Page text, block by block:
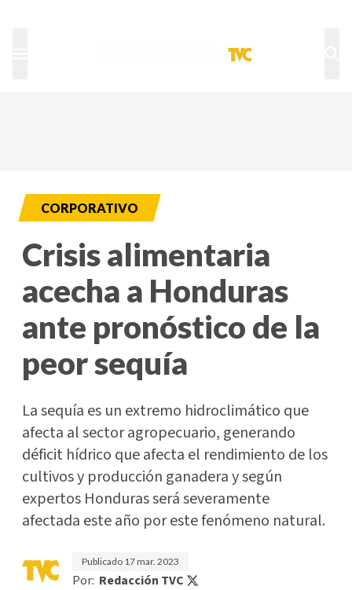
CORPORATIVO
Crisis alimentaria
acecha a Honduras
ante pronóstico de la
peor sequía
La sequía es un extremo hidroclimático que
afecta al sector agropecuario, generando
déficit hídrico que afecta el rendimiento de los
cultivos y producción ganadera y según
expertos Honduras será severamente
afectada este año por este fenómeno natural.
Publicado 17 mar. 2023
Por: Redacción TVC